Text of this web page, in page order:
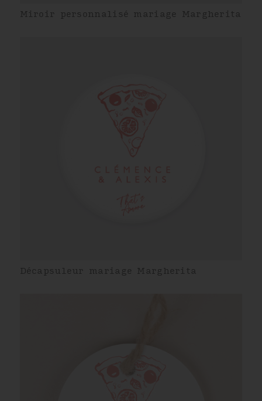
Miroir personnalisé mariage Margherita
Décapsuleur mariage Margherita